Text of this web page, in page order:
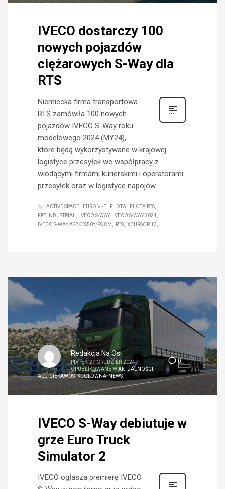
IVECO dostarczy 100
nowych pojazdów
ciężarowych S-Way dla
RTS
Niemiecka firma transportowa
RTS zamówiła 100 nowych
pojazdów IVECO S-Way roku
modelowego 2024 (MY24),
które będą wykorzystywane w krajowej
logistyce przesyłek we współpracy z
wiodącymi firmami kurierskimi i operatorami
przesyłek oraz w logistyce napojów.
ACTIVE SPACE EURO VI-E FLOTA
FLOTA RTS
FPT INDUSTRIAL
IVECO S-WAY
IVECO S-WAY 2024
IVECO S-WAY AS260S50Y/FS CM
RTS XCURSOR 13
0
Redakcja Na Osi
PIĄTEK, 27 GRUDZIEŃ 2024/
OPUBLIKOWANE WAKTUALNOŚCI ,
ALL,CIEKAWOSTKI,GŁÓWNA,NEWS
IVECO S-Way debiutuje w
grze Euro Truck
Simulator 2
IVECO ogłasza premierę IVECO